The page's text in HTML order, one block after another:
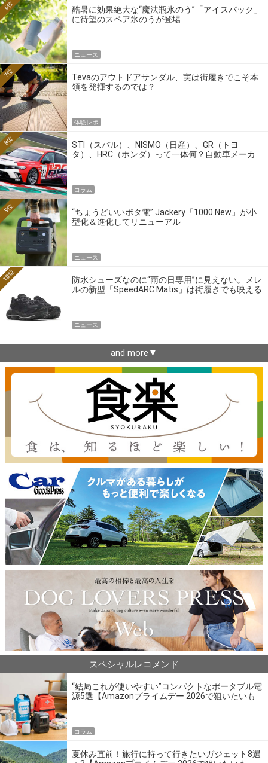
酷暑に効果絶大な“魔法瓶氷のう”「アイスパック」
に待望のスペア氷のうが登場
6位
ニュース
Tevaのアウトドアサンダル、実は街履きでこそ本
領を発揮するのでは？
7位
体験レポ
STI（スバル）、NISMO（日産）、GR（トヨ
タ）、HRC（ホンダ）って一体何？自動車メーカ
8位
コラム
“ちょうどいいポタ電” Jackery「1000 New」が小
型化＆進化してリニューアル
9位
ニュース
防水シューズなのに“雨の日専用”に見えない。メレ
ルの新型「SpeedARC Matis」は街履きでも映える
10位
ニュース
and more▼
スペシャルレコメンド
“結局これが使いやすい”コンパクトなポータブル電
源5選【Amazonプライムデー 2026で狙いたいも
コラム
夏休み直前！旅行に持って行きたいガジェット8選